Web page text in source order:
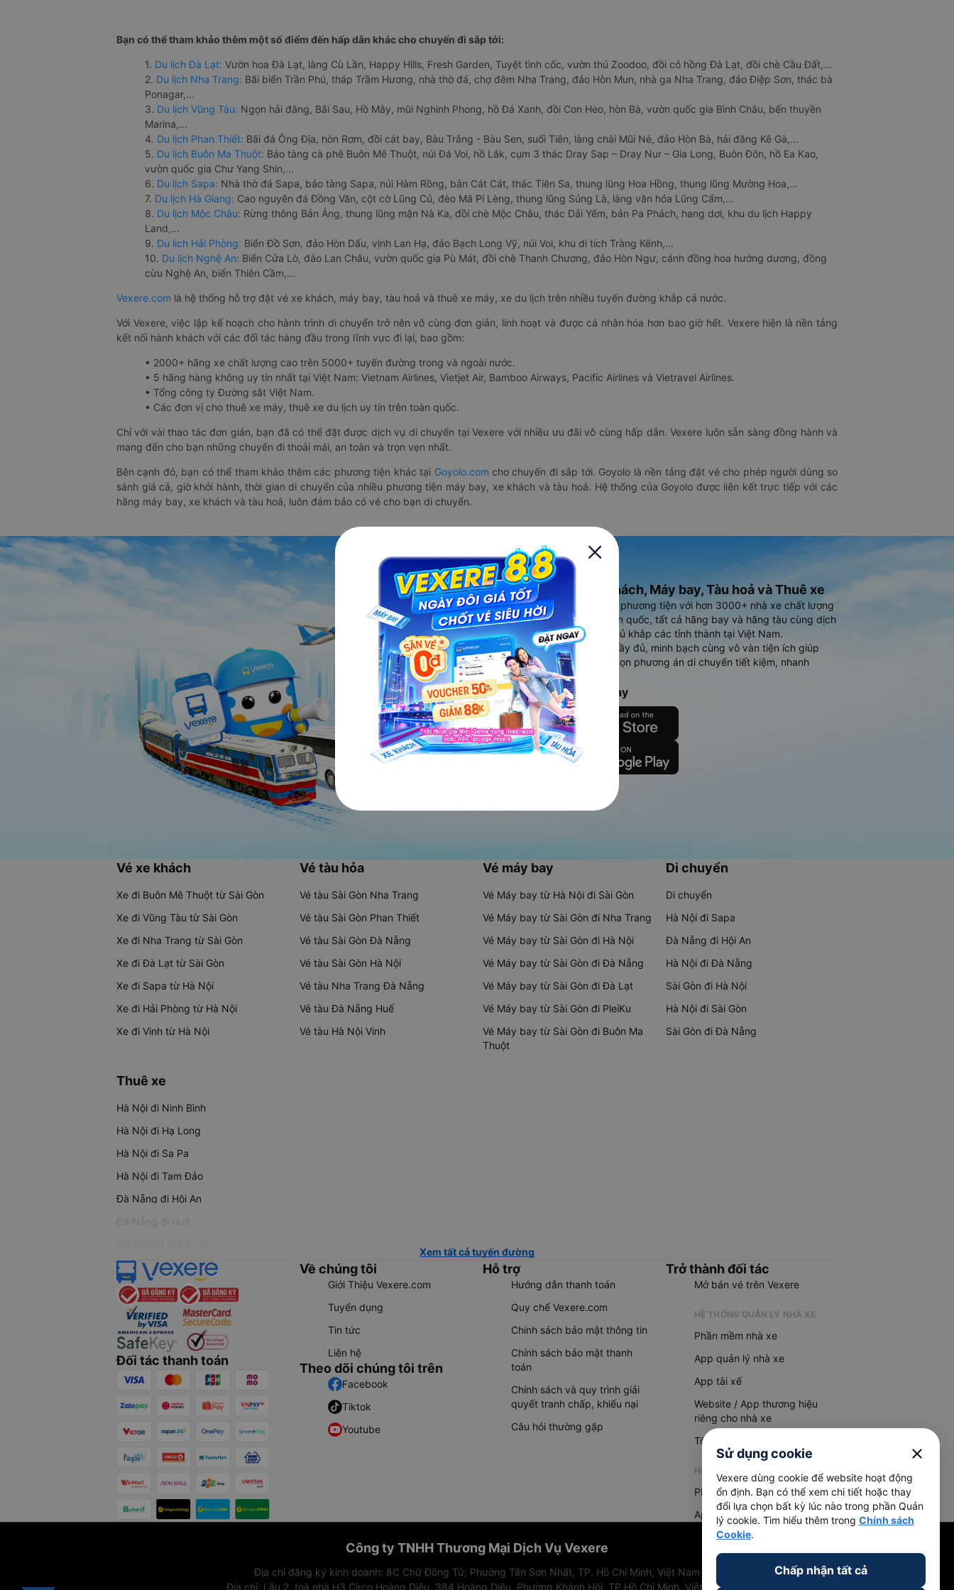
Bạn có thể tham khảo thêm một số điểm đến hấp dẫn khác cho chuyến đi sắp tới:
1. Du lịch Đà Lạt: Vườn hoa Đà Lạt, làng Cù Lần, Happy Hills, Fresh Garden, Tuyệt tình cốc, vườn thú Zoodoo, đồi cỏ hồng Đà Lạt, đồi chè Cầu Đất,...
2. Du lịch Nha Trang: Bãi biển Trần Phú, tháp Trầm Hương, nhà thờ đá, chợ đêm Nha Trang, đảo Hòn Mun, nhà ga Nha Trang, đảo Điệp Sơn, thác bà
Ponagar,...
3. Du lịch Vũng Tàu: Ngọn hải đăng, Bãi Sau, Hồ Mây, mũi Nghinh Phong, hồ Đá Xanh, đồi Con Heo, hòn Bà, vườn quốc gia Bình Châu, bến thuyền
Marina,...
4. Du lịch Phan Thiết: Bãi đá Ông Địa, hòn Rơm, đồi cát bay, Bàu Trắng - Bàu Sen, suối Tiên, làng chài Mũi Né, đảo Hòn Bà, hải đăng Kê Gà,...
5. Du lịch Buôn Ma Thuột: Bảo tàng cà phê Buôn Mê Thuột, núi Đá Voi, hồ Lắk, cụm 3 thác Dray Sap – Dray Nur – Gia Long, Buôn Đôn, hồ Ea Kao,
vườn quốc gia Chư Yang Shin,...
6. Du lịch Sapa: Nhà thờ đá Sapa, bảo tàng Sapa, núi Hàm Rồng, bản Cát Cát, thác Tiên Sa, thung lũng Hoa Hồng, thung lũng Mường Hoa,...
7. Du lịch Hà Giang: Cao nguyên đá Đồng Văn, cột cờ Lũng Cú, đèo Mã Pí Lèng, thung lũng Sủng Là, làng văn hóa Lũng Cẩm,...
8. Du lịch Mộc Châu: Rừng thông Bản Áng, thung lũng mận Nà Ka, đồi chè Mộc Châu, thác Dải Yếm, bản Pa Phách, hang dơi, khu du lịch Happy
Land,...
9. Du lịch Hải Phòng: Biển Đồ Sơn, đảo Hòn Dấu, vịnh Lan Hạ, đảo Bạch Long Vỹ, núi Voi, khu di tích Tràng Kênh,...
10. Du lịch Nghệ An: Biển Cửa Lò, đảo Lan Châu, vườn quốc gia Pù Mát, đồi chè Thanh Chương, đảo Hòn Ngư, cánh đồng hoa hướng dương, đồng
cừu Nghệ An, biển Thiên Cầm,...
Vexere.com là hệ thống hỗ trợ đặt vé xe khách, máy bay, tàu hoả và thuê xe máy, xe du lịch trên nhiều tuyến đường khắp cả nước.
Với Vexere, việc lập kế hoạch cho hành trình di chuyển trở nên vô cùng đơn giản, linh hoạt và được cá nhân hóa hơn bao giờ hết. Vexere hiện là nền tảng
kết nối hành khách với các đối tác hàng đầu trong lĩnh vực đi lại, bao gồm:
• 2000+ hãng xe chất lượng cao trên 5000+ tuyến đường trong và ngoài nước.
• 5 hãng hàng không uy tín nhất tại Việt Nam: Vietnam Airlines, Vietjet Air, Bamboo Airways, Pacific Airlines và Vietravel Airlines.
• Tổng công ty Đường sắt Việt Nam.
• Các đơn vị cho thuê xe máy, thuê xe du lịch uy tín trên toàn quốc.
Chỉ với vài thao tác đơn giản, bạn đã có thể đặt được dịch vụ di chuyển tại Vexere với nhiều ưu đãi vô cùng hấp dẫn. Vexere luôn sẵn sàng đồng hành và
mang đến cho bạn những chuyến đi thoải mái, an toàn và trọn vẹn nhất.
Bên cạnh đó, bạn có thể tham khảo thêm các phương tiện khác tại Goyolo.com cho chuyến đi sắp tới. Goyolo là nền tảng đặt vé cho phép người dùng so
sánh giá cả, giờ khởi hành, thời gian di chuyển của nhiều phương tiện máy bay, xe khách và tàu hoả. Hệ thống của Goyolo được liên kết trực tiếp với các
hãng máy bay, xe khách và tàu hoả, luôn đảm bảo có vé cho bạn di chuyển.
Ứng dụng đặt vé Xe khách, Máy bay, Tàu hoả và Thuê xe
Vexere - ứng dụng đặt vé đa phương tiện với hơn 3000+ nhà xe chất lượng
cao, 5000+ tuyến đường toàn quốc, tất cả hãng bay và hãng tàu cùng dịch
vụ thuê xe máy, xe du lịch phủ khắp các tỉnh thành tại Việt Nam.
Ứng dụng hiển thị thông tin đầy đủ, minh bạch cùng vô vàn tiện ích giúp
người dùng so sánh và lựa chọn phương án di chuyển tiết kiệm, nhanh
chóng và phù hợp nhất.
Tải ứng dụng Vexere ngay
Vé xe khách
Xe đi Buôn Mê Thuột từ Sài Gòn
Xe đi Vũng Tàu từ Sài Gòn
Xe đi Nha Trang từ Sài Gòn
Xe đi Đà Lạt từ Sài Gòn
Xe đi Sapa từ Hà Nội
Xe đi Hải Phòng từ Hà Nội
Xe đi Vinh từ Hà Nội
Vé tàu hỏa
Vé tàu Sài Gòn Nha Trang
Vé tàu Sài Gòn Phan Thiết
Vé tàu Sài Gòn Đà Nẵng
Vé tàu Sài Gòn Hà Nội
Vé tàu Nha Trang Đà Nẵng
Vé tàu Đà Nẵng Huế
Vé tàu Hà Nội Vinh
Vé máy bay
Vé Máy bay từ Hà Nội đi Sài Gòn
Vé Máy bay từ Sài Gòn đi Nha Trang
Vé Máy bay từ Sài Gòn đi Hà Nội
Vé Máy bay từ Sài Gòn đi Đà Nẵng
Vé Máy bay từ Sài Gòn đi Đà Lạt
Vé Máy bay từ Sài Gòn đi PleiKu
Vé Máy bay từ Sài Gòn đi Buôn Ma
Thuột
Di chuyển
Di chuyển
Hà Nội đi Sapa
Đà Nẵng đi Hội An
Hà Nội đi Đà Nẵng
Sài Gòn đi Hà Nội
Hà Nội đi Sài Gòn
Sài Gòn đi Đà Nẵng
Thuê xe
Hà Nội đi Ninh Bình
Hà Nội đi Hạ Long
Hà Nội đi Sa Pa
Hà Nội đi Tam Đảo
Đà Nẵng đi Hội An
Đà Nẵng đi Huế
Xem tất cả tuyến đường
Đối tác thanh toán
Về chúng tôi
Giới Thiệu Vexere.com
Tuyển dụng
Tin tức
Liên hệ
Theo dõi chúng tôi trên
Facebook
Tiktok
Youtube
Hỗ trợ
Hướng dẫn thanh toán
Quy chế Vexere.com
Chính sách bảo mật thông tin
Chính sách bảo mật thanh
toán
Chính sách và quy trình giải
quyết tranh chấp, khiếu nại
Câu hỏi thường gặp
Trở thành đối tác
Mở bán vé trên Vexere
HỆ THỐNG QUẢN LÝ NHÀ XE
Phần mềm nhà xe
App quản lý nhà xe
App tài xế
Website / App thương hiệu
riêng cho nhà xe
Tổng đài AI
HỆ THỐNG QUẢN LÝ HÀNG HOÁ
Phần mềm quản lý hàng hoá
App quản lý hàng hoá
Công ty TNHH Thương Mại Dịch Vụ Vexere
Địa chỉ đăng ký kinh doanh: 8C Chữ Đồng Tử, Phường Tân Sơn Nhất, TP. Hồ Chí Minh, Việt Nam
Địa chỉ: Lầu 2, toà nhà H3 Circo Hoàng Diệu, 384 Hoàng Diệu, Phường Khánh Hội, TP Hồ Chí Minh, Việt Nam
Sử dụng cookie close
Vexere dùng cookie để website hoạt động
ổn định. Bạn có thể xem chi tiết hoặc thay
đổi lựa chọn bất kỳ lúc nào trong phần Quản
lý cookie. Tìm hiểu thêm trong Chính sách
Cookie.
Chấp nhận tất cả